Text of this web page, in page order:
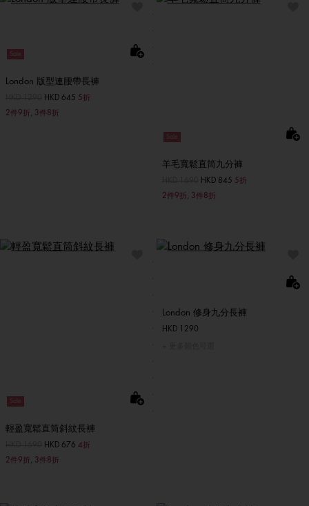
Sale
London 版型連腰帶長褲
至HKD 645 5折
2件9折, 3件8折
Sale
羊毛寬鬆直筒九分褲
至HKD 845 5折
2件9折, 3件8折
Sale
輕盈寬鬆直筒斜紋長褲
至HKD 676 4折
2件9折, 3件8折
London 修身九分長褲
HKD 1290